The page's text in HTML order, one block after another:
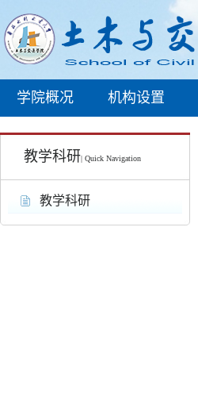
学院概况 机构设置
教学科研| Quick Navigation
教学科研